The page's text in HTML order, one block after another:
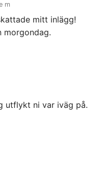
m
mitt inlägg!
morgondag.
utflykt ni var iväg på.